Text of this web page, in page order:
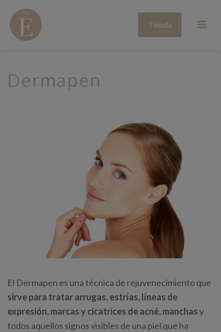
Tienda
Dermapen
El Dermapen es una técnica de rejuvenecimiento que
sirve para tratar arrugas, estrías, líneas de
expresión, marcas y cicatrices de acné, manchasy
todos aquellos signos visibles de una piel que ha